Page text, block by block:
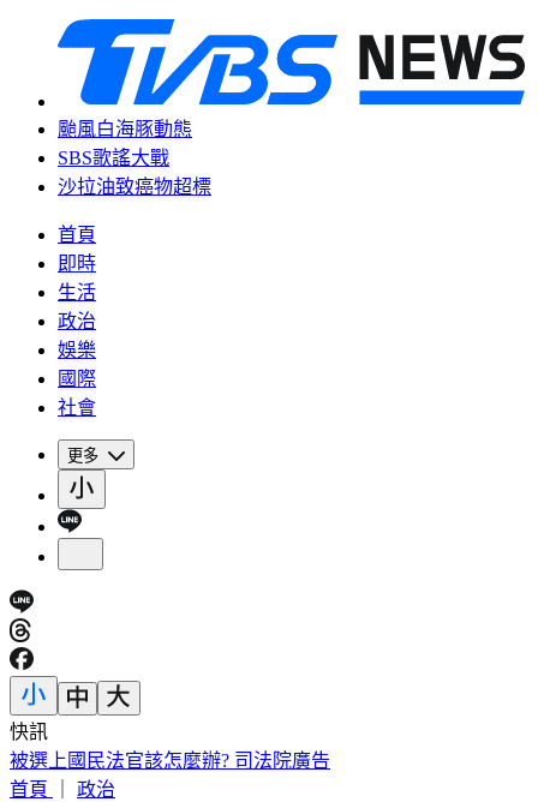
颱風白海豚動態
SBS歌謠大戰
沙拉油致癌物超標
首頁
即時
生活
政治
娛樂
國際
社會
更多
快訊
台股第3檔萬金股誕生！川湖午盤股價「衝破萬元」 創新天
價